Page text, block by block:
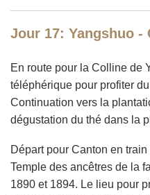
Jour 17: Yangshuo -
En route pour la Colline de
téléphérique pour profiter
Continuation vers la
dégustation du thé dans la
Départ pour Canton en
Temple des ancêtres de la
1890 et 1894. Le lieu pour